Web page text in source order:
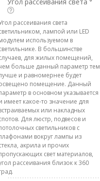
рассеивания света
лампой или LED
используемом в
В большинстве
для жилых помещений,
больше данный параметр тем
и равномернее будет
помещение. Данный
в основном указывается
имеет какое-то значение для
или накладных
Для люстр, подвесов и
светильников с
вокруг лампы из
акрила и прочих
свет материалов,
рассеивания близок к 360